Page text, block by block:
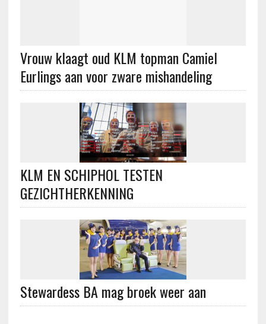
Vrouw klaagt oud KLM topman Camiel
Eurlings aan voor zware mishandeling
KLM EN SCHIPHOL TESTEN
GEZICHTHERKENNING
Stewardess BA mag broek weer aan